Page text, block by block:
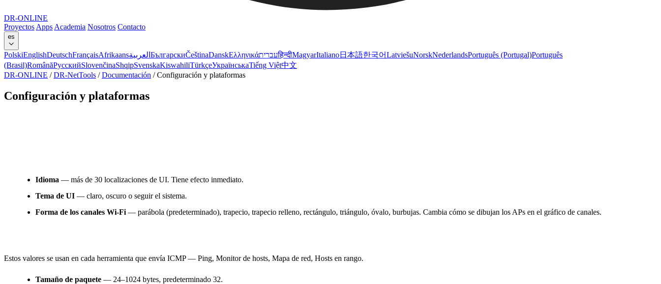
DR-ONLINE
Proyectos Apps Academia Nosotros Contacto
es
PolskiEnglishDeutschFrançaisAfrikaansالعربية БългарскиČeštinaDanskΕλληνικάעבריתहिन्दीMagyarItaliano日本語한국어LatviešuNorskNederlandsPortuguês (Portugal)Português
(Brasil)RomânăРусскийSlovenčinaShqipSvenskaKiswahiliTürkçeУкраїнськаTiếng Việt中文
DR-ONLINE / DR-NetTools / Documentación / Configuración y plataformas
Configuración y plataformas
Idioma — más de 30 localizaciones de UI. Tiene efecto inmediato.
Tema de UI — claro, oscuro o seguir el sistema.
Forma de los canales Wi-Fi — parábola (predeterminado), trapecio, trapecio relleno, rectángulo, triángulo, óvalo, burbujas. Cambia cómo se dibujan los APs en el gráfico de canales.
Estos valores se usan en cada herramienta que envía ICMP — Ping, Monitor de hosts, Mapa de red, Hosts en rango.
Tamaño de paquete — 24–1024 bytes, predeterminado 32.